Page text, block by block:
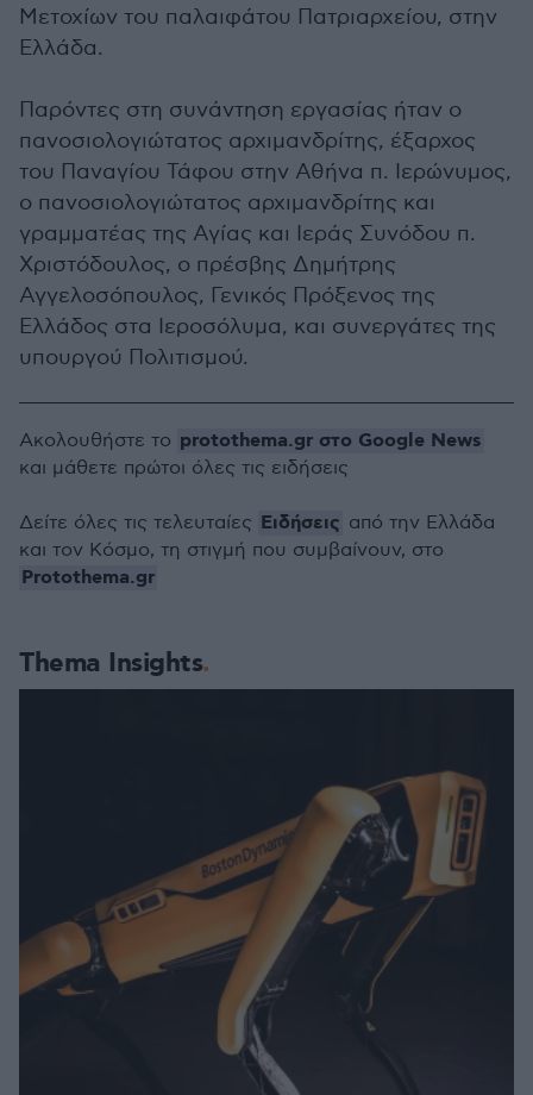
Μετοχίων του παλαιφάτου Πατριαρχείου, στην
Ελλάδα.
Παρόντες στη συνάντηση εργασίας ήταν ο
πανοσιολογιώτατος αρχιμανδρίτης, έξαρχος
του Παναγίου Τάφου στην Αθήνα π. Ιερώνυμος,
ο πανοσιολογιώτατος αρχιμανδρίτης και
γραμματέας της Αγίας και Ιεράς Συνόδου π.
Χριστόδουλος, ο πρέσβης Δημήτρης
Αγγελοσόπουλος, Γενικός Πρόξενος της
Ελλάδος στα Ιεροσόλυμα, και συνεργάτες της
υπουργού Πολιτισμού.
Thema Insights
Ακολουθήστε το protothema.gr στο Google News
και μάθετε πρώτοι όλες τις ειδήσεις
Δείτε όλες τις τελευταίες Ειδήσεις από την Ελλάδα
και τον Κόσμο, τη στιγμή που συμβαίνουν, στο
Protothema.gr